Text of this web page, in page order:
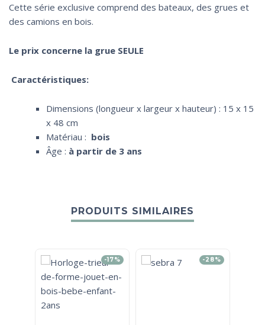
Cette série exclusive comprend des bateaux, des grues et
des camions en bois.
Le prix concerne la grue SEULE
Caractéristiques:
Dimensions (longueur x largeur x hauteur) : 15 x 15
x 48 cm
Matériau : bois
Âge : à partir de 3 ans
PRODUITS SIMILAIRES
-17% -28%